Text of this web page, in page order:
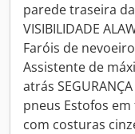
parede traseira
VISIBILIDADE
Faróis de
Assistente de
atrás
pneus Estofos
com costuras